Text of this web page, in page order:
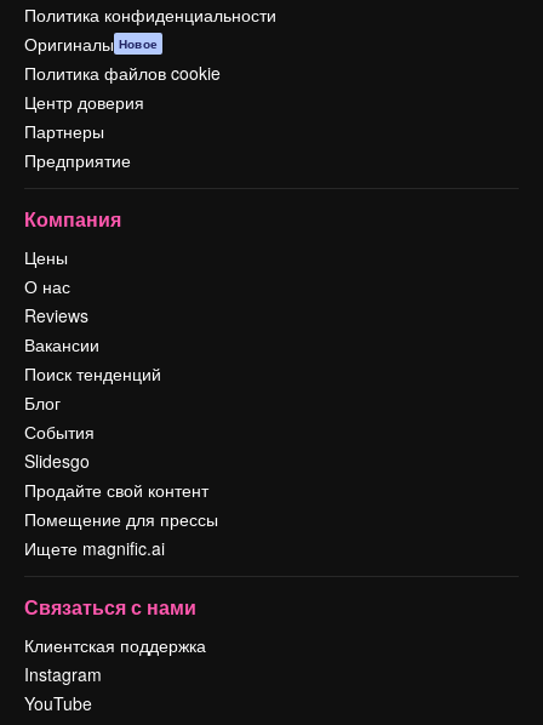
Политика конфиденциальности
Оригиналы Новое
Политика файлов cookie
Центр доверия
Партнеры
Предприятие
Компания
Цены
О нас
Reviews
Вакансии
Поиск тенденций
Блог
События
Slidesgo
Продайте свой контент
Помещение для прессы
Ищете magnific.ai
Связаться с нами
Клиентская поддержка
Instagram
YouTube